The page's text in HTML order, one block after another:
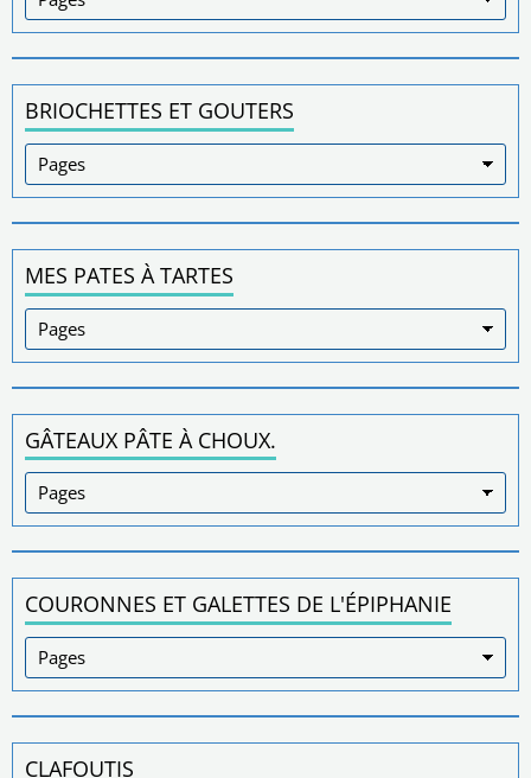
BRIOCHETTES ET GOUTERS
MES PATES À TARTES
GÂTEAUX PÂTE À CHOUX.
COURONNES ET GALETTES DE L'ÉPIPHANIE
CLAFOUTIS